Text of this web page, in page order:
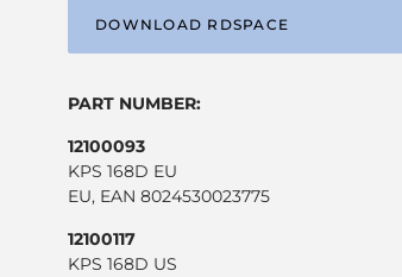
DOWNLOAD RDSPACE
PART NUMBER:
12100093
KPS 168D EU
EU, EAN 8024530023775
12100117
KPS 168D US